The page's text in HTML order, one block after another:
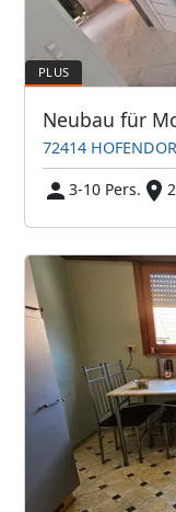
Neubau für
72414
3-10 Pers.